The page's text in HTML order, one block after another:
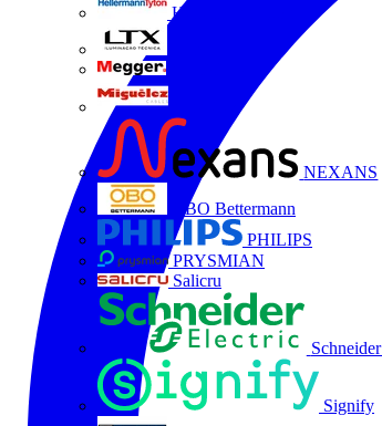
HellermannTyton
NEXANS
OBO Bettermann
PHILIPS
PRYSMIAN
Salicru
Signify